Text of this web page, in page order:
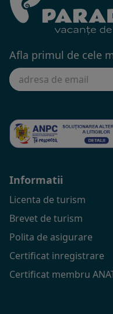
Afla primul de cele
Informatii
Licenta de turism
Brevet de turism
Polita de asigurare
Certificat inregistrare
Certificat membru